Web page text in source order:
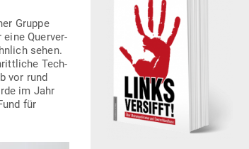
Gruppe
eine Quer­ver­
sehen.
Tech­
vor rund
im Jahr
für